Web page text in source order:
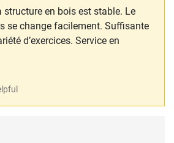
structure en bois est stable. Le
se change facilement. Suffisante
d’exercices. Service en